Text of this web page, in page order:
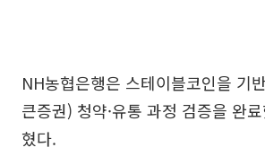
NH농협은행은 스테이블코인을 기
큰증권) 청약·유통 과정 검증을 완
혔다.